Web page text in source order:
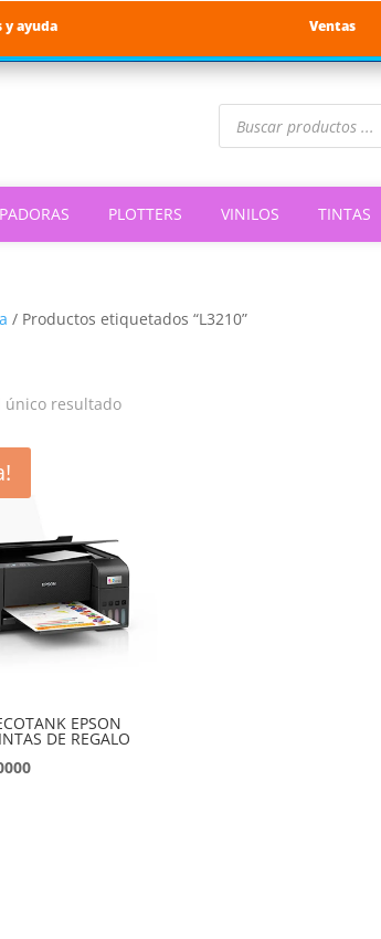
y ayuda Ventas
Búsqueda
productos
PLOTTERS VINILOS TINTAS
/ Productos etiquetados “L3210”
único resultado
EPSON
DE REGALO
El